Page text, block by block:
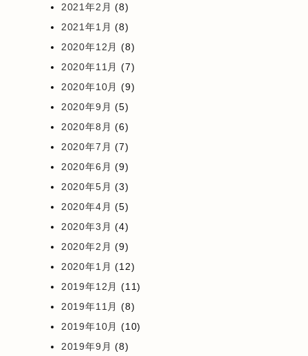
2021年2月 (8)
2021年1月 (8)
2020年12月 (8)
2020年11月 (7)
2020年10月 (9)
2020年9月 (5)
2020年8月 (6)
2020年7月 (7)
2020年6月 (9)
2020年5月 (3)
2020年4月 (5)
2020年3月 (4)
2020年2月 (9)
2020年1月 (12)
2019年12月 (11)
2019年11月 (8)
2019年10月 (10)
2019年9月 (8)